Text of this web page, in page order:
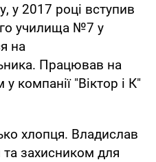
у 2017 році вступив
училища №7 у
на
Працював на
компанії "Віктор і К"
хлопця. Владислав
та захисником для